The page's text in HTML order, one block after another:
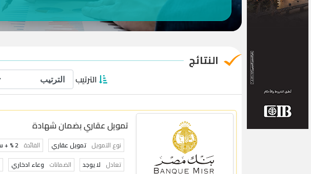
النتائج
الترتيب
تمويل عقاري بضمان شهادة
نوع التمويل تمويل عقاري الفائدة 2 % + سعر العائد على الوعاء
تعادل لا يوجد الضمانات وعاء ادخاري